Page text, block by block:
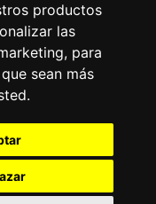
productos
las
, para
sean más
.